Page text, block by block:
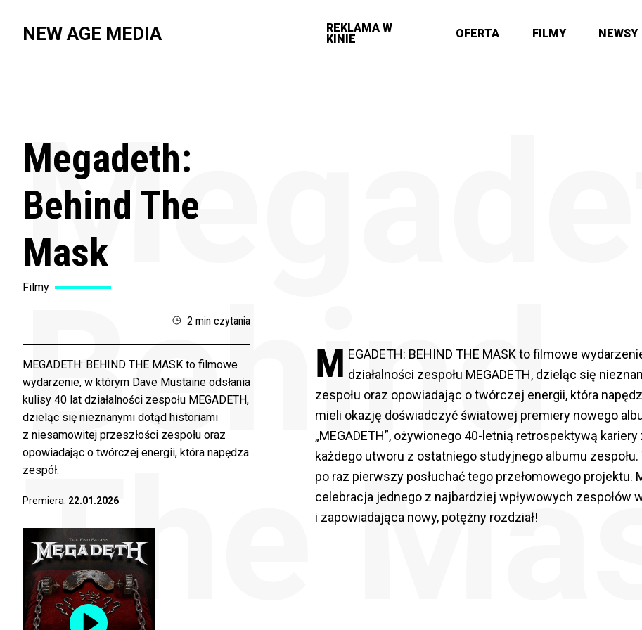
NEW AGE MEDIA
REKLAMA W
KINIE
OFERTA FILMY NEWSY
Megadeth:
Behind The
Mask
Filmy
Behind
The
2 min czytania
MEGADETH: BEHIND THE MASK to filmowe
wydarzenie, w którym Dave Mustaine odsłania
kulisy 40 lat działalności zespołu MEGADETH,
dzieląc się nieznanymi dotąd historiami
z niesamowitej przeszłości zespołu oraz
opowiadając o twórczej energii, która napędza
zespół.
Premiera: 22.01.2026
M EGADETH: BEHIND THE MASK to filmowe
działalności zespołu MEGADETH, dzieląc się
zespołu oraz opowiadając o twórczej energii, która
mieli okazję doświadczyć światowej premiery nowego
„MEGADETH”, ożywionego 40-letnią retrospektywą
każdego utworu z ostatniego studyjnego albumu
po raz pierwszy posłuchać tego przełomowego projektu.
celebracja jednego z najbardziej wpływowych
i zapowiadająca nowy, potężny rozdział!